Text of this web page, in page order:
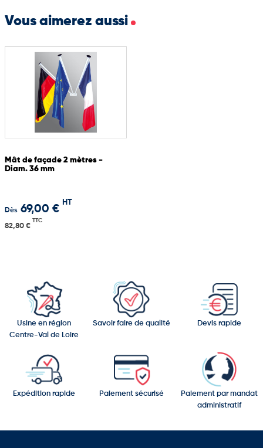
Fixations variées : œillets, anneaux, mousquetons, etc.
Vous aimerez aussi
Mât de façade 2 mètres -
Diam. 36 mm
Dès 69,00 €
HT
82,80 €
TTC
Usine en région
Centre-Val de Loire
Savoir faire de qualité Devis rapide
Expédition rapide Paiement sécurisé
Paiement par mandat
administratif